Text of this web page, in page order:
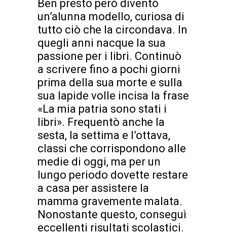
Ben presto però diventò
un’alunna modello, curiosa di
tutto ciò che la circondava. In
quegli anni nacque la sua
passione per i libri. Continuò
a scrivere fino a pochi giorni
prima della sua morte e sulla
sua lapide volle incisa la frase
«La mia patria sono stati i
libri». Frequentò anche la
sesta, la settima e l’ottava,
classi che corrispondono alle
medie di oggi, ma per un
lungo periodo dovette restare
a casa per assistere la
mamma gravemente malata.
Nonostante questo, conseguì
eccellenti risultati scolastici.